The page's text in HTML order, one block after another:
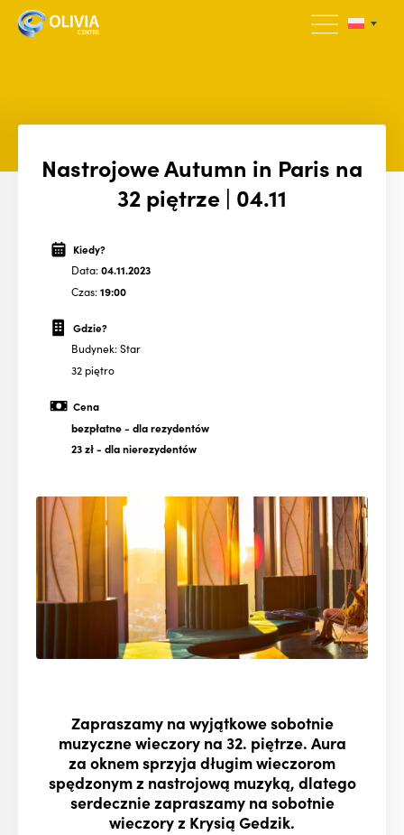
Nastrojowe Autumn in Paris na
32 piętrze | 04.11
Kiedy?
Data:04.11.2023
Czas:19:00
Gdzie?
Budynek: Star
32 piętro
Cena
bezpłatne- dla rezydentów
23 zł- dla nierezydentów
Zapraszamy na wyjątkowe sobotnie
muzyczne wieczory na 32. piętrze. Aura
za oknem sprzyja długim wieczorom
spędzonym z nastrojową muzyką, dlatego
serdecznie zapraszamy na sobotnie
wieczory z Krysią Gedzik.